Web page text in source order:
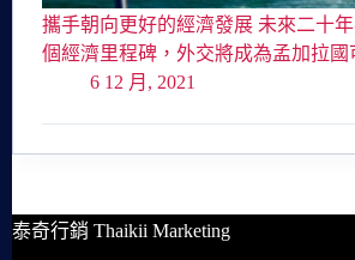
攜手朝向更好的經濟發展 未來二十
個經濟里程碑，外交將成為孟加拉
6 12 月, 2021
泰奇行銷 Thaikii Marketing